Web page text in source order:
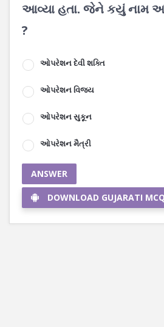
આવ્યા હતા. જેને કયું નામ
?
ઓપરેશન દેવી શક્તિ
ઓપરેશન વિજય
ઓપરેશન સુકૂન
ઓપરેશન મૈત્રી
ANSWER
DOWNLOAD GUJARATI